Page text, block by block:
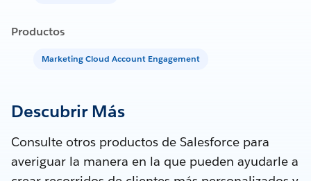
Productos
Marketing Cloud Account Engagement
Descubrir Más
Consulte otros productos de Salesforce para
averiguar la manera en la que pueden ayudarle a